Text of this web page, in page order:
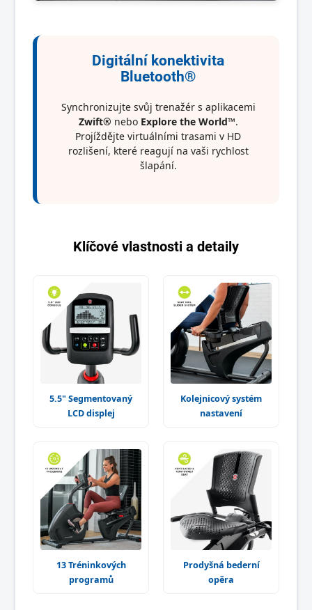
Digitální konektivita
Bluetooth®
Synchronizujte svůj trenažér s aplikacemi
Zwift® nebo Explore the World™.
Projíždějte virtuálními trasami v HD
rozlišení, které reagují na vaši rychlost
šlapání.
Klíčové vlastnosti a detaily
5.5" Segmentovaný
LCD displej
Kolejnicový systém
nastavení
13 Tréninkových
programů
Prodyšná bederní
opěra